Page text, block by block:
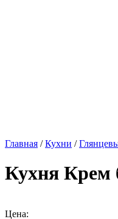
Главная /Кухни /
Кухня Крем
Цена: